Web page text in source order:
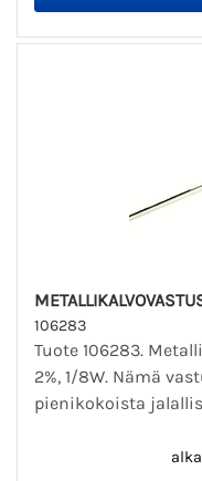
106283
Tuote 106283.
2%, 1/8W. Nämä
pienikokoista